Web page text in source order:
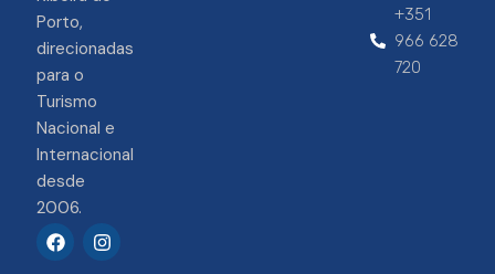
Porto,
direcionadas
para o
Turismo
Nacional e
Internacional
desde
2006.
F
a
I
n
+351
966 628
720